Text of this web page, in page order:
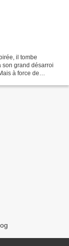
il tombe
son grand désarroi
à force de